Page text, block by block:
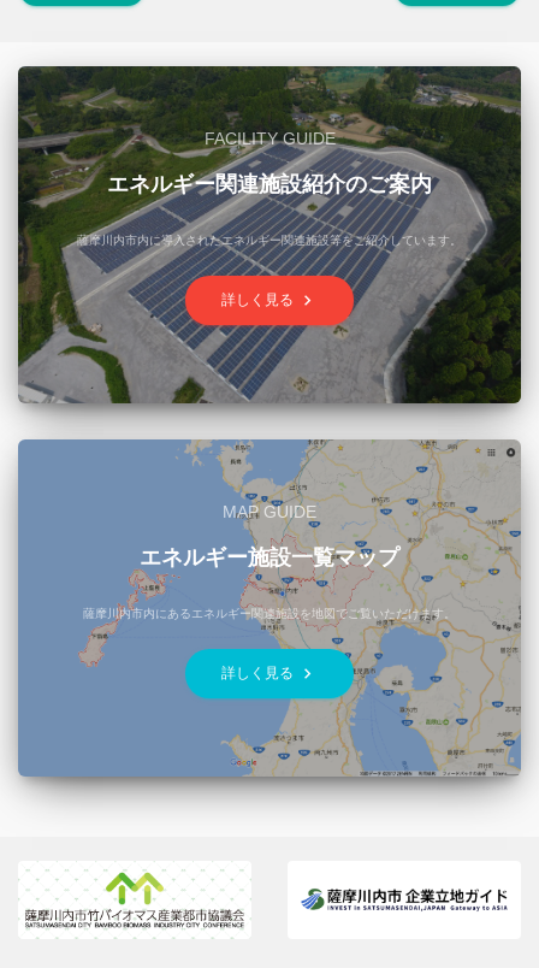
FACILITY GUIDE
エネルギー関連施設紹介のご案内
薩摩川内市内に導入されたエネルギー関連施設等をご紹介しています。
詳しく見る keyboard_arrow_right
MAP GUIDE
エネルギー施設一覧マップ
薩摩川内市内にあるエネルギー関連施設を地図でご覧いただけます。
詳しく見る keyboard_arrow_right